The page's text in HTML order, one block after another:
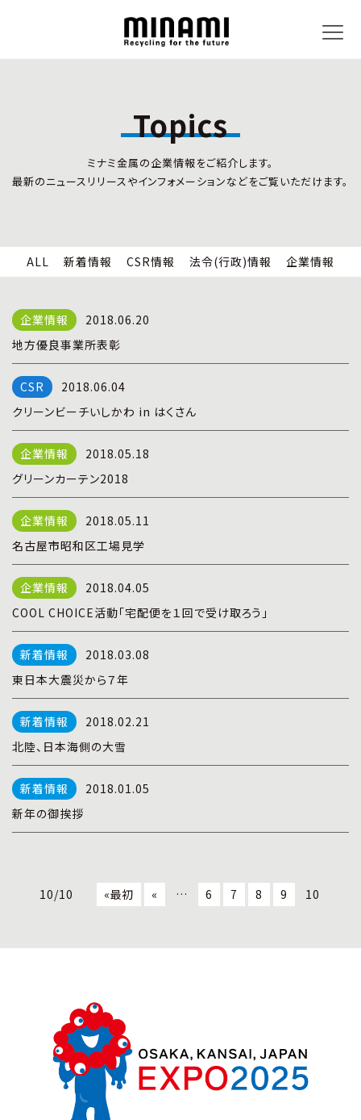
CSR情報
企業情報
全国事業所紹介
事業内容
リサイクルサービス
小型家電リサイクル法
全国の回収対応
Topics
ミナミ金属の企業情報をご紹介します。
最新のニュースリリースやインフォメーションなどをご覧いただけます。
ALL 新着情報 CSR情報 法令(行政)情報 企業情報
2018.06.20
地方優良事業所表彰
2018.06.04
クリーンビーチいしかわ in はくさん
2018.05.18
グリーンカーテン2018
2018.05.11
名古屋市昭和区工場見学
2018.04.05
COOL CHOICE活動「宅配便を１回で受け取ろう」
2018.03.08
東日本大震災から７年
2018.02.21
北陸、日本海側の大雪
2018.01.05
新年の御挨拶
10/10 «最初 « … 6 7 8 9 10